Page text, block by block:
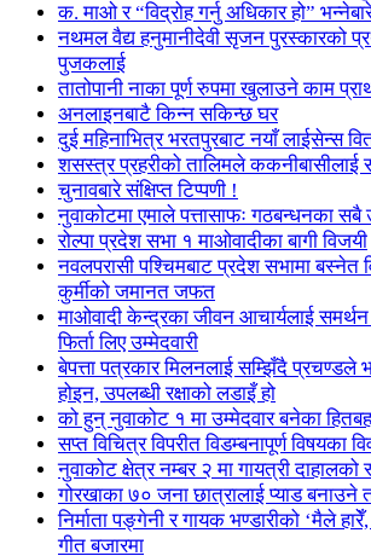
क. माओ र “विद्रोह गर्नु अधिकार हो”
नथमल वैद्य हनुमानीदेवी सृजन पुरस्कारको
पुजकलाई
तातोपानी नाका पूर्ण रुपमा खुलाउने काम
अनलाइनबाटै किन्न सकिन्छ घर
दुई महिनाभित्र भरतपुरबाट नयाँ लाईसेन्स
शसस्त्र प्रहरीको तालिमले ककनीबासीलाई
चुनावबारे संक्षिप्त टिप्पणी !
नुवाकोटमा एमाले पत्तासाफः गठबन्धनका सबै
रोल्पा प्रदेश सभा १ माओवादीका बागी विजयी
नवलपरासी पश्चिमबाट प्रदेश सभामा बस्नेत
कुर्मीको जमानत जफत
माओवादी केन्द्रका जीवन आचार्यलाई
फिर्ता लिए उम्मेदवारी
बेपत्ता पत्रकार मिलनलाई सम्झिँदै प्रचण्डले
होइन, उपलब्धी रक्षाको लडाइँ हो
को हुन् नुवाकोट १ मा उम्मेदवार बनेका
सप्त विचित्र विपरीत विडम्बनापूर्ण विषयका
नुवाकोट क्षेत्र नम्बर २ मा गायत्री दाहालको
गोरखाका ७० जना छात्रालाई प्याड बनाउने
निर्माता पङ्गेनी र गायक भण्डारीको ‘मैले
गीत बजारमा